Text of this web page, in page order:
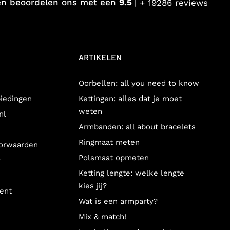
maar personal look en daarom kun je er super leuk
combineer de geboortesteen ketting met
oorbellen dan samen met een paar
sieraad, je zit altijd goed! De birthstone sieraden
+ 19286 reviews
ARTIKELEN
Oorbellen: all you need to know
Kettingen: alles dat je moet
weten
Armbanden: all about bracelets
Ringmaat meten
Polsmaat opmeten
Ketting lengte: welke lengte
kies jij?
Wat is een armparty?
Mix & match!